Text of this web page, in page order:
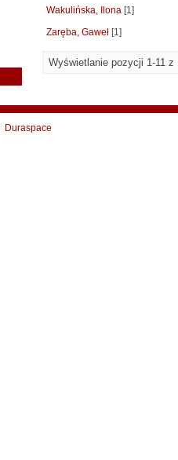
Wakulińska, Ilona [1]
Zaręba, Gaweł [1]
Wyświetlanie pozycji 1-11 z
Duraspace